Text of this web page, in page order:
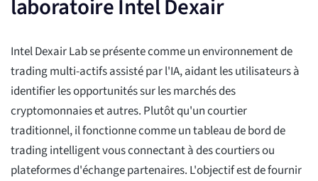
laboratoire Intel Dexair
Intel Dexair Lab se présente comme un environnement de
trading multi-actifs assisté par l'IA, aidant les utilisateurs à
identifier les opportunités sur les marchés des
cryptomonnaies et autres. Plutôt qu'un courtier
traditionnel, il fonctionne comme un tableau de bord de
trading intelligent vous connectant à des courtiers ou
plateformes d'échange partenaires. L'objectif est de fournir